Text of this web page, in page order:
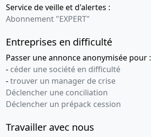
Service de veille et d'alertes :
Abonnement "EXPERT"
Entreprises en difficulté
Passer une annonce anonymisée pour :
- céder une société en difficulté
-trouver un manager de crise
Déclencher une conciliation
Déclencher un prépack cession
Travailler avec nous